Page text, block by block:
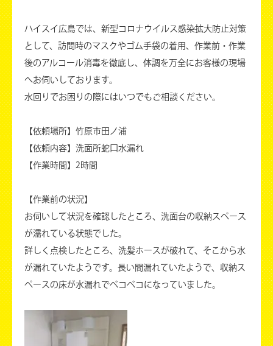
ハイスイ広島では、新型コロナウイルス感染拡大防止対策
として、訪問時のマスクやゴム手袋の着用、作業前・作業
後のアルコール消毒を徹底し、体調を万全にお客様の現場
へお伺いしております。
水回りでお困りの際にはいつでもご相談ください。
【依頼場所】竹原市田ノ浦
【依頼内容】洗面所蛇口水漏れ
【作業時間】2時間
【作業前の状況】
お伺いして状況を確認したところ、洗面台の収納スペース
が濡れている状態でした。
詳しく点検したところ、洗髪ホースが破れて、そこから水
が漏れていたようです。長い間漏れていたようで、収納ス
ペースの床が水漏れでベコベコになっていました。